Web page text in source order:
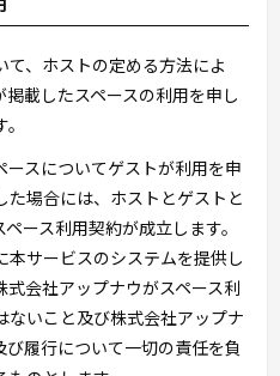
て、ホストの定める方法によ
載したスペースの利用を申し
スについてゲストが利用を申
た場合には、ホストとゲストと
ース利用契約が成立します。
サービスのシステムを提供し
会社アップナウがスペース利
ないこと及び株式会社アップナ
履行について一切の責任を負